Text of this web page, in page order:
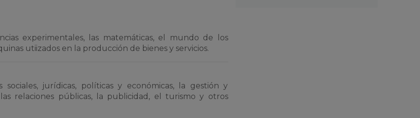
experimentales, las matemáticas, el mundo de los
utiizados en la producción de bienes y servicios.
sociales, jurídicas, políticas y económicas, la gestión y
relaciones públicas, la publicidad, el turismo y otros